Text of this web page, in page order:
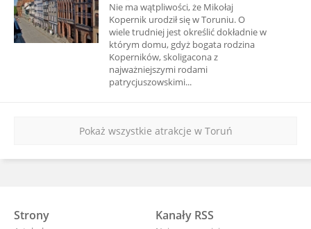
Nie ma wątpliwości, że Mikołaj
Kopernik urodził się w Toruniu. O
wiele trudniej jest określić dokładnie w
którym domu, gdyż bogata rodzina
Koperników, skoligacona z
najważniejszymi rodami
patrycjuszowskimi...
Pokaż wszystkie atrakcje w Toruń
Strony Kanały RSS